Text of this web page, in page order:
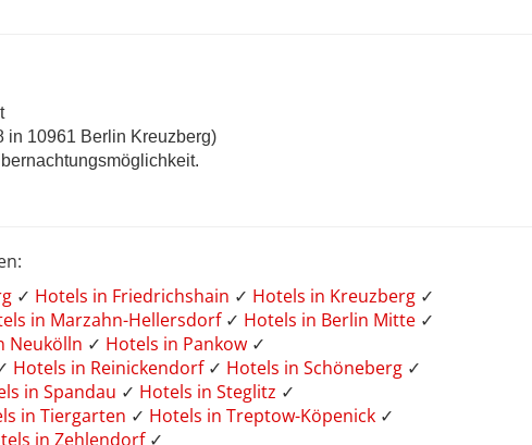
in 10961 Berlin Kreuzberg)
✓ Hotels in Friedrichshain ✓ Hotels in Kreuzberg ✓
in Marzahn-Hellersdorf ✓ Hotels in Berlin Mitte ✓
Neukölln ✓ Hotels in Pankow ✓
Hotels in Reinickendorf ✓ Hotels in Schöneberg ✓
in Spandau ✓ Hotels in Steglitz ✓
in Tiergarten ✓ Hotels in Treptow-Köpenick ✓
in Zehlendorf✓